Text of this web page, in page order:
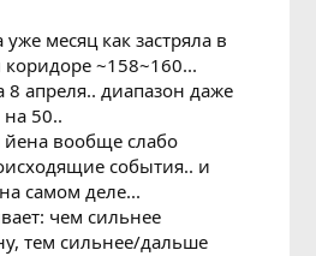
месяц как застряла в
~158~160...
8 апреля.. диапазон даже
50..
йена вообще слабо
события.. и
самом деле...
чем сильнее
тем сильнее/дальше